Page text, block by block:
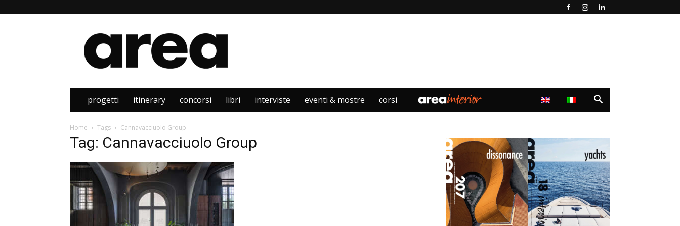
Area
progetti itinerary concorsi libri interviste eventi & mostre corsi
Home Tags Cannavacciuolo Group
Tag: Cannavacciuolo Group